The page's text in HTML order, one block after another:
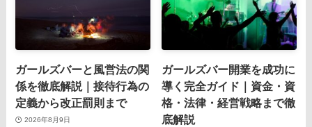
ガールズバーと風営法の関
係を徹底解説｜接待行為の
定義から改正罰則まで
2026年8月9日
ガールズバー開業を成功に
導く完全ガイド｜資金・資
格・法律・経営戦略まで徹
底解説